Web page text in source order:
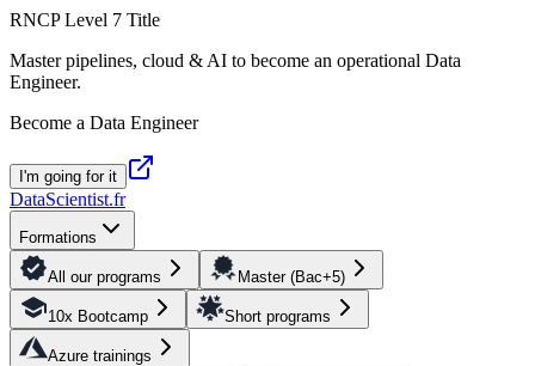
RNCP Level 7 Title
Master pipelines, cloud & AI to become an operational Data
Engineer.
Become a Data Engineer
I'm going for it
DataScientist.fr
Formations
All our programs Master (Bac+5)
10x Bootcamp Short programs
Azure trainings